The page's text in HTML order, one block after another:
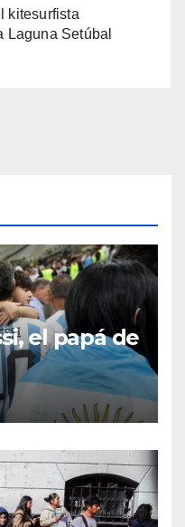
kitesurfista
Laguna Setúbal
el papá de